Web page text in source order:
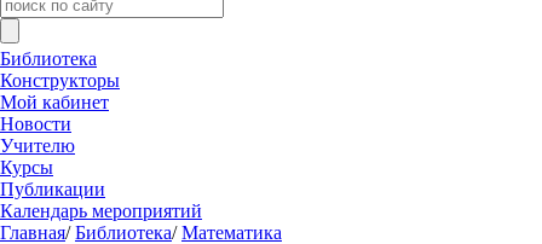
Библиотека
Конструкторы
Мой кабинет
Новости
Учителю
Курсы
Публикации
Календарь мероприятий
Главная/ Библиотека/ Математика